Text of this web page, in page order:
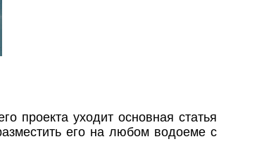
проекта уходит основная статья
его на любом водоеме с